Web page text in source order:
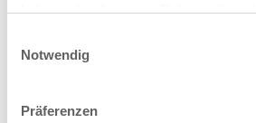
haben oder die sie im Rahmen Ihrer
Notwendig
Präferenzen
Ausbildungsbeginn